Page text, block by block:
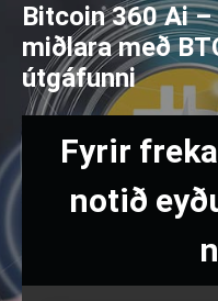
Bitcoin 360 Ai
miðlara með
útgáfunni
Fyrir
notið